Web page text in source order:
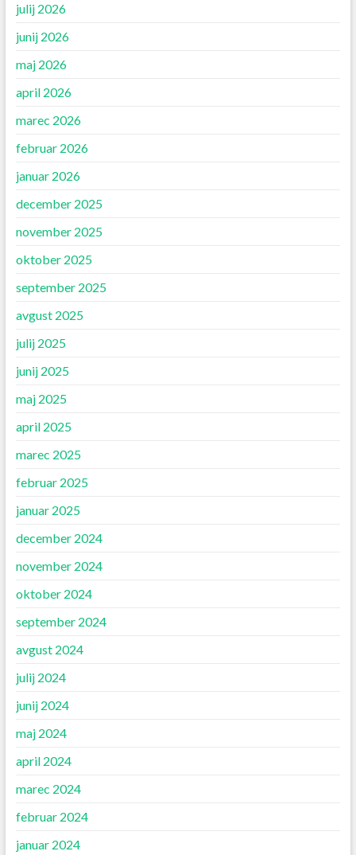
julij 2026
junij 2026
maj 2026
april 2026
marec 2026
februar 2026
januar 2026
december 2025
november 2025
oktober 2025
september 2025
avgust 2025
julij 2025
junij 2025
maj 2025
april 2025
marec 2025
februar 2025
januar 2025
december 2024
november 2024
oktober 2024
september 2024
avgust 2024
julij 2024
junij 2024
maj 2024
april 2024
marec 2024
februar 2024
januar 2024